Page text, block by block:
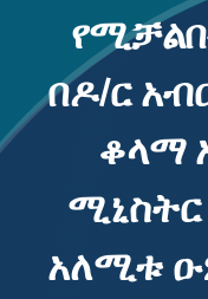
GET IN TOUCH
ENGLISH
በዶ/ር
ቆላማ
ሚኒስትር
አለሚቱ